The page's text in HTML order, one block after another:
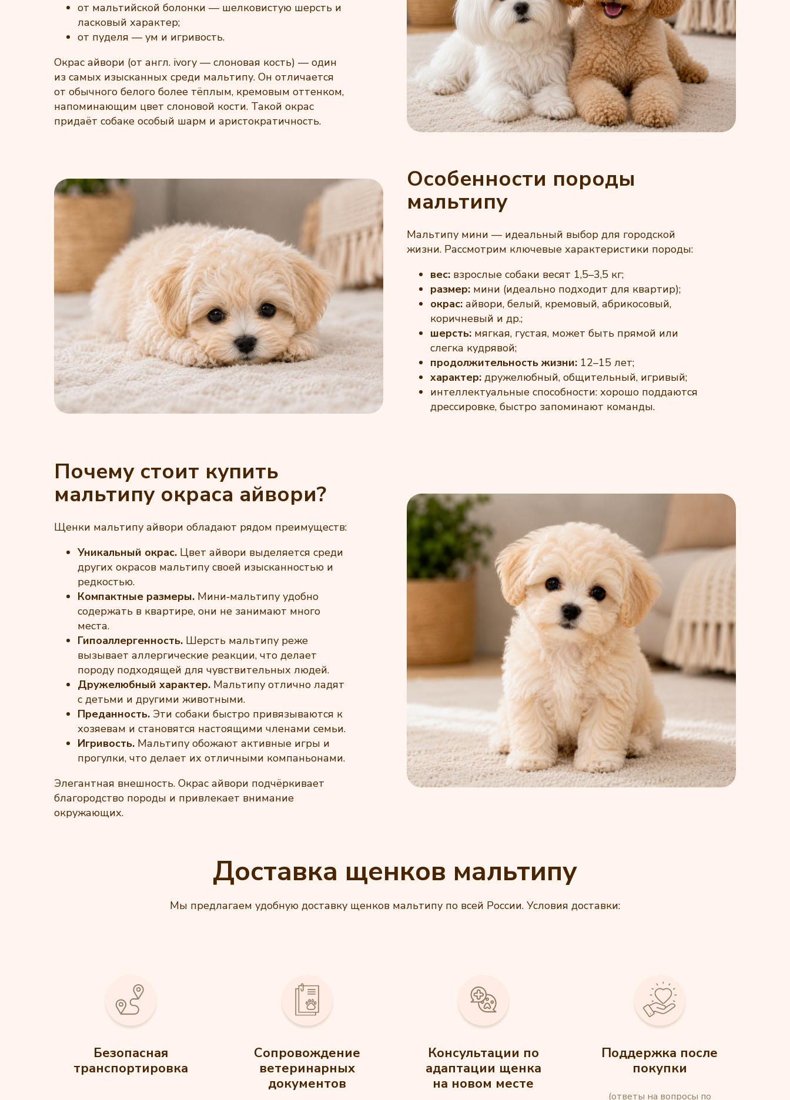
от мальтийской болонки — шелковистую шерсть и
ласковый характер;
от пуделя — ум и игривость.
Окрас айвори (от англ. ivory — слоновая кость) — один
из самых изысканных среди мальтипу. Он отличается
от обычного белого более тёплым, кремовым оттенком,
напоминающим цвет слоновой кости. Такой окрас
придаёт собаке особый шарм и аристократичность.
Особенности породы
мальтипу
Мальтипу мини — идеальный выбор для городской
жизни. Рассмотрим ключевые характеристики породы:
вес: взрослые собаки весят 1,5–3,5 кг;
размер: мини (идеально подходит для квартир);
окрас: айвори, белый, кремовый, абрикосовый,
коричневый и др.;
шерсть: мягкая, густая, может быть прямой или
слегка кудрявой;
продолжительность жизни: 12–15 лет;
характер: дружелюбный, общительный, игривый;
интеллектуальные способности: хорошо поддаются
дрессировке, быстро запоминают команды.
Почему стоит купить
мальтипу окраса айвори?
Щенки мальтипу айвори обладают рядом преимуществ:
Уникальный окрас. Цвет айвори выделяется среди
других окрасов мальтипу своей изысканностью и
редкостью.
Компактные размеры. Мини‑мальтипу удобно
содержать в квартире, они не занимают много
места.
Гипоаллергенность. Шерсть мальтипу реже
вызывает аллергические реакции, что делает
породу подходящей для чувствительных людей.
Дружелюбный характер. Мальтипу отлично ладят
с детьми и другими животными.
Преданность. Эти собаки быстро привязываются к
хозяевам и становятся настоящими членами семьи.
Игривость. Мальтипу обожают активные игры и
прогулки, что делает их отличными компаньонами.
Элегантная внешность. Окрас айвори подчёркивает
благородство породы и привлекает внимание
окружающих.
Доставка щенков мальтипу
Мы предлагаем удобную доставку щенков мальтипу по всей России. Условия доставки:
Безопасная
транспортировка
Сопровождение
ветеринарных
документов
Консультации по
адаптации щенка
на новом месте
Поддержка после
покупки
(ответы на вопросы по